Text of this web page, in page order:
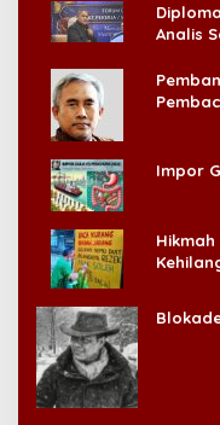
Analis
Impor